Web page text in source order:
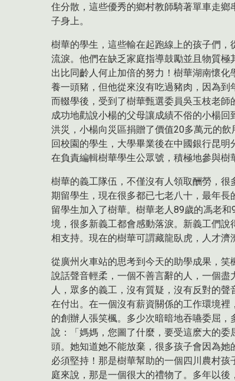
住分散，這些優秀的鄉村教師騎著單車走
子身上。
樹華的學生，這些輸在起跑線上的孩子們
流淚。他們在缺乏家庭指導鼓勵並且物質
出比同齡人何止加倍的努力！樹華湖南懷
養一頭豬，但他從來沒有吃過豬肉，因為
而輟學後，受到了樹華甄選委員吳玉枝老師
成功地勸說小楊的父母讓成績不俗的小楊
洪災，小楊向災區捐贈了價值20多萬元的
回校園的學生，大學畢業後在中國銀行昆
在負責編輯樹華學生公眾號，積極地參與樹
樹華的義工隊伍，不僅沒有人領取酬勞，
期留學生，現在很多都已七老八十，最年
留學生加入了樹華。樹華老人89歲的馮老
境，很多新義工都會感動落淚。新義工們
相支持。現在的樹華可謂藏龍臥虎，人才濟
從廣州火車站的思考到今天的助學成果，
說話聲音輕柔，一個不善言辭的人，一個
人，眾多的義工，沒有質疑，沒有反對的
在付出。在一個沒有薪資關係的工作環境
的創辦人張笑楓。多少次暗暗地吞嚥委屈
說：「媽媽，您圖了什麼，要受這麽大的
頭。她知道她不能放棄，很多孩子會因為
必須堅持！那是樹華幫助的一個四川農村
庭來說，那是一個很大的禮物了。多年以